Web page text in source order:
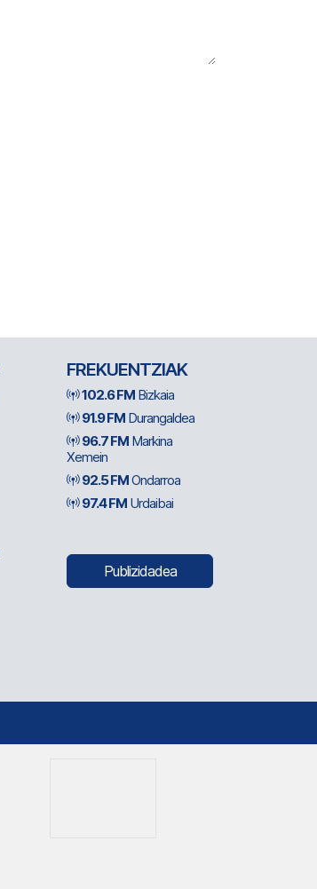
FREKUENTZIAK
102.6 FM Bizkaia
91.9 FM Durangaldea
96.7 FM Markina
Xemein
92.5 FMOndarroa
97.4 FM Urdaibai
Publizidadea